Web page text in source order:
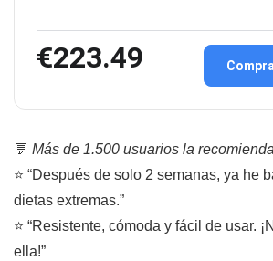
€223.49
💬 Más de 1.500 usuarios la
⭐ “Después de solo 2 semanas, ya he
dietas extremas.”
⭐ “Resistente, cómoda y fácil de usar.
ella!”